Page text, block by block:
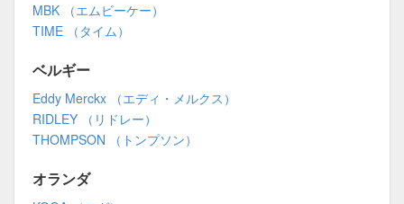
MBK （エムビーケー）
TIME （タイム）
ベルギー
Eddy Merckx （エディ・メルクス）
RIDLEY （リドレー）
THOMPSON （トンプソン）
オランダ